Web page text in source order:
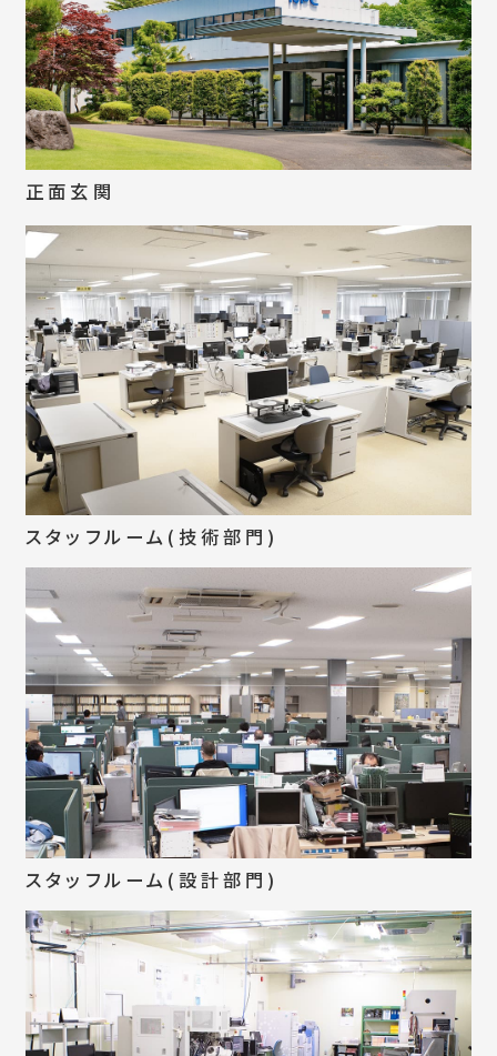
正面玄関
スタッフルーム(技術部門)
スタッフルーム(設計部門)